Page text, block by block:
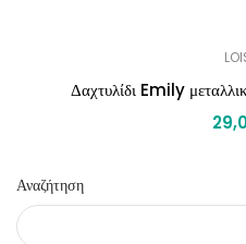
Δαχτυλίδι Emily
Αναζήτηση